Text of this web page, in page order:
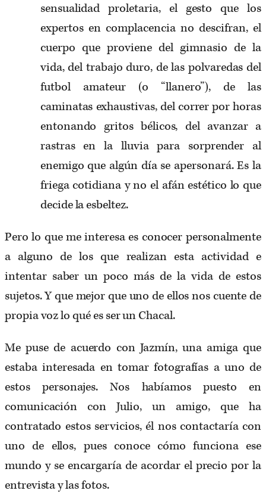
sensualidad proletaria, el gesto que los
expertos en complacencia no descifran, el
cuerpo que proviene del gimnasio de la
vida, del trabajo duro, de las polvaredas del
futbol amateur (o “llanero”), de las
caminatas exhaustivas, del correr por horas
entonando gritos bélicos, del avanzar a
rastras en la lluvia para sorprender al
enemigo que algún día se apersonará. Es la
friega cotidiana y no el afán estético lo que
decide la esbeltez.
Pero lo que me interesa es conocer personalmente
a alguno de los que realizan esta actividad e
intentar saber un poco más de la vida de estos
sujetos. Y que mejor que uno de ellos nos cuente de
propia voz lo qué es ser un Chacal.
Me puse de acuerdo con Jazmín, una amiga que
estaba interesada en tomar fotografías a uno de
estos personajes. Nos habíamos puesto en
comunicación con Julio, un amigo, que ha
contratado estos servicios, él nos contactaría con
uno de ellos, pues conoce cómo funciona ese
mundo y se encargaría de acordar el precio por la
entrevista y las fotos.